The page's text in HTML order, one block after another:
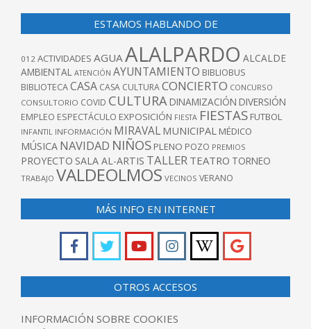
ESTAMOS HABLANDO DE
012 ACTIVIDADES AGUAALALPARDO ALCALDE
AMBIENTAL ATENCIÓN AYUNTAMIENTO BIBLIOBUS
BIBLIOTECACASA CASA CULTURACONCIERTO CONCURSO
CONSULTORIO COVID CULTURA DINAMIZACIÓN DIVERSIÓN
EMPLEO ESPECTÁCULO EXPOSICIÓN FIESTA FIESTAS FUTBOL
INFANTIL INFORMACIÓN MIRAVAL MUNICIPAL MÉDICO
MÚSICA NAVIDAD NIÑOS PLENO POZO PREMIOS
PROYECTO SALA AL-ARTIS TALLER TEATRO TORNEO
TRABAJO VALDEOLMOS VECINOS VERANO
MÁS INFO EN INTERNET
OTROS ACCESOS
INFORMACIÓN SOBRE COOKIES